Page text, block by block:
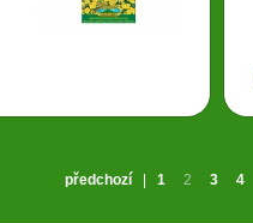
předchozí 1 2 3 4